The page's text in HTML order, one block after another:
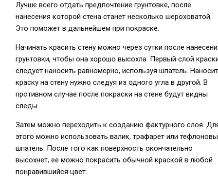
Лучше всего отдать предпочтение грунтовке, после
нанесения которой стена станет несколько шероховатой.
Это поможет в дальнейшем при покраске.
Начинать красить стену можно через сутки после
грунтовки, чтобы она хорошо высохла. Первый слой
следует наносить равномерно, используя шпатель.
краску на стену нужно следуя из одного угла в другой. В
противном случае после покраски на стене будут видны
следы.
Затем можно переходить к созданию фактурного слоя.
этого можно использовать валик, трафарет или
шпатель. После того как поверхность окончательно
высохнет, ее можно покрасить обычной краской в любой
понравившийся цвет.